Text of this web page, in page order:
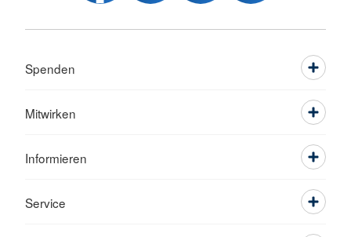
Spenden
Mitwirken
Informieren
Service